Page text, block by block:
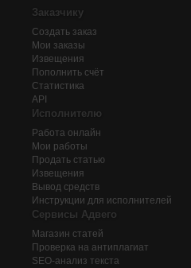
Заказчику
Создать заказ
Мои заказы
Извещения
Пополнить счёт
Статистика
API
Исполнителю
Работа онлайн
Мои работы
Продать статью
Извещения
Вывод средств
Инструкции для исполнителей
Сервисы Адвего
Магазин статей
Проверка на антиплагиат
SEO-анализ текста